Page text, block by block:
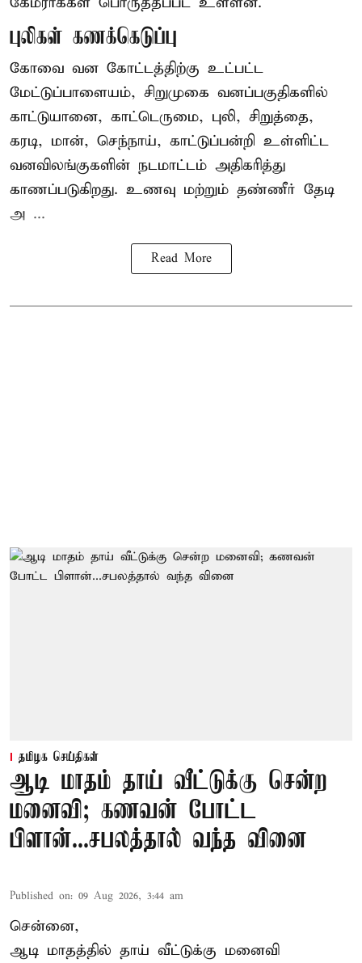
புலிகள் கணக்கெடுப்பு
கோவை வன கோட்டத்திற்கு உட்பட்ட
மேட்டுப்பாளையம், சிறுமுகை வனப்பகுதிகளில்
காட்டுயானை, காட்டெருமை, புலி, சிறுத்தை,
கரடி, மான், செந்நாய், காட்டுப்பன்றி உள்ளிட்ட
வனவிலங்குகளின் நடமாட்டம் அதிகரித்து
காணப்படுகிறது. உணவு மற்றும் தண்ணீர் தேடி
அ ...
Read More
தமிழக செய்திகள்
ஆடி மாதம் தாய் வீட்டுக்கு சென்ற
மனைவி; கணவன் போட்ட
பிளான்...சபலத்தால் வந்த வினை
Published on: 09 Aug 2026, 3:44 am
சென்னை,
ஆடி மாதத்தில் தாய் வீட்டுக்கு மனைவி